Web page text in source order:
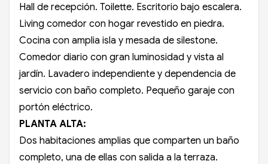
Hall de recepción. Toilette. Escritorio bajo escalera.
Living comedor con hogar revestido en piedra.
Cocina con amplia isla y mesada de silestone.
Comedor diario con gran luminosidad y vista al
jardín. Lavadero independiente y dependencia de
servicio con baño completo. Pequeño garaje con
portón eléctrico.
PLANTA ALTA:
Dos habitaciones amplias que comparten un baño
completo, una de ellas con salida a la terraza.